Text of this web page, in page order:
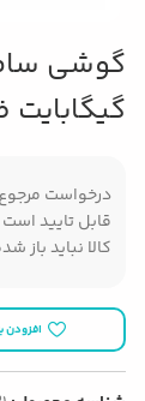
گیگابایت ظرفیت
درخواست مرجوع
قابل تایید
کالا نباید باز
افزودن